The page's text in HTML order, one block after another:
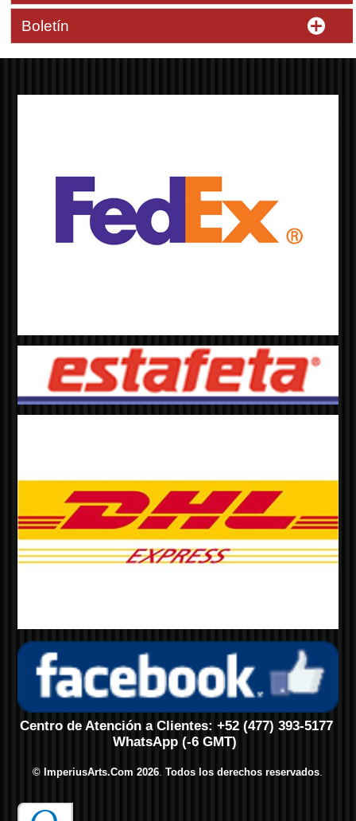
Boletín
Centro de Atención a Clientes: +52 (477) 393-5177
WhatsApp (-6 GMT)
© ImperiusArts.Com 2026. Todos los derechos reservados.